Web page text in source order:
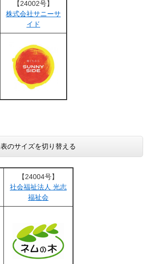
【24002号】
株式会社サニーサ
イド
表のサイズを切り替える
【24004号】
社会福祉法人 光志
福祉会